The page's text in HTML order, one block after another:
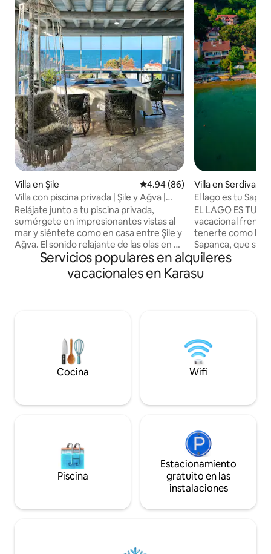
Villa en Şile Calificación promedio: 4.94 de
4.94 (86)
Villa con piscina privada | Şile y Ağva |
Vista al mar
Relájate junto a tu piscina privada,
sumérgete en impresionantes vistas al
mar y siéntete como en casa entre Şile y
Ağva. El sonido relajante de las olas en el
momento en que abro las ventanas trae
una profunda sensación de paz y
claridad. Cuando la vida se vuelve
chimenea, esta villa es el lugar perfecto
para recargar energías y volver a
en este pequeño trozo de paraíso.
Villa en Serdivan
El lago es tu
EL LAGO ES TU
vacacional frente al lago
tenerte como huésped.
Sapanca, que se
oeste en la punta
montañas de
ofrecen un
muelle. Por la noche, te encontrarás con
la vista del
costa opuesta
Servicios populares en alquileres
vacacionales en Karasu
Cocina Wifi
Piscina
Estacionamiento
gratuito en las
instalaciones